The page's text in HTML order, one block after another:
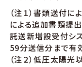
（注１）書類送付
による追加書類提
託送新増設受付シ
59分送信分まで有
（注２）低圧太陽